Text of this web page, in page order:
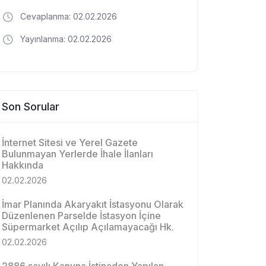
Cevaplanma: 02.02.2026
Yayınlanma: 02.02.2026
Son Sorular
İnternet Sitesi ve Yerel Gazete
Bulunmayan Yerlerde İhale İlanları
Hakkında
02.02.2026
İmar Planında Akaryakıt İstasyonu Olarak
Düzenlenen Parselde İstasyon İçine
Süpermarket Açılıp Açılamayacağı Hk.
02.02.2026